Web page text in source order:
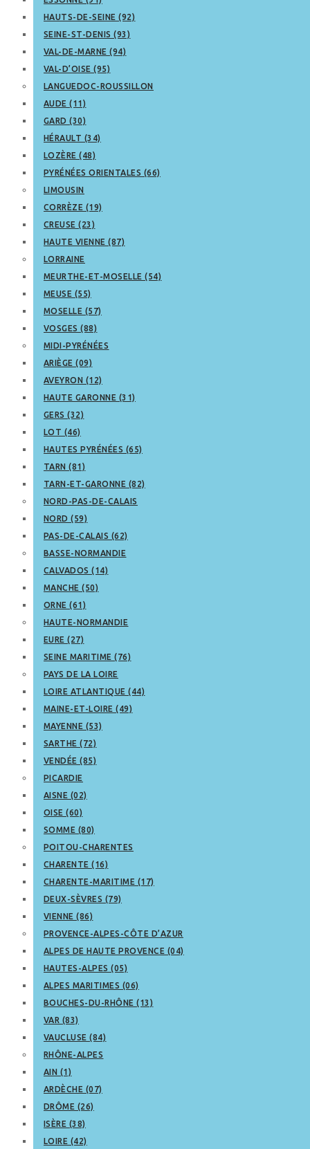
HAUTS-DE-SEINE (92)
SEINE-ST-DENIS (93)
VAL-DE-MARNE (94)
VAL-D’OISE (95)
LANGUEDOC-ROUSSILLON
AUDE (11)
GARD (30)
HÉRAULT (34)
LOZÈRE (48)
PYRÉNÉES ORIENTALES (66)
LIMOUSIN
CORRÈZE (19)
CREUSE (23)
HAUTE VIENNE (87)
LORRAINE
MEURTHE-ET-MOSELLE (54)
MEUSE (55)
MOSELLE (57)
VOSGES (88)
MIDI-PYRÉNÉES
ARIÈGE (09)
AVEYRON (12)
HAUTE GARONNE (31)
GERS (32)
LOT (46)
HAUTES PYRÉNÉES (65)
TARN (81)
TARN-ET-GARONNE (82)
NORD-PAS-DE-CALAIS
NORD (59)
PAS-DE-CALAIS (62)
BASSE-NORMANDIE
CALVADOS (14)
MANCHE (50)
ORNE (61)
HAUTE-NORMANDIE
EURE (27)
SEINE MARITIME (76)
PAYS DE LA LOIRE
LOIRE ATLANTIQUE (44)
MAINE-ET-LOIRE (49)
MAYENNE (53)
SARTHE (72)
VENDÉE (85)
PICARDIE
AISNE (02)
OISE (60)
SOMME (80)
POITOU-CHARENTES
CHARENTE (16)
CHARENTE-MARITIME (17)
DEUX-SÈVRES (79)
VIENNE (86)
PROVENCE-ALPES-CÔTE D’AZUR
ALPES DE HAUTE PROVENCE (04)
HAUTES-ALPES (05)
ALPES MARITIMES (06)
BOUCHES-DU-RHÔNE (13)
VAR (83)
VAUCLUSE (84)
RHÔNE-ALPES
AIN (1)
ARDÈCHE (07)
DRÔME (26)
ISÈRE (38)
LOIRE (42)